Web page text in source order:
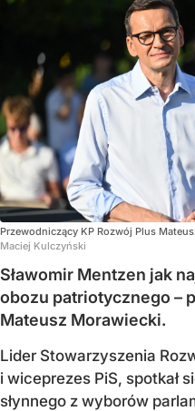
Przewodniczący KP Rozwój Plus
Maciej Kulczyński
Sławomir Mentzen jak
obozu patriotycznego –
Mateusz Morawiecki.
Lider Stowarzyszenia
i wiceprezes PiS, spotkał
słynnego z wyborów